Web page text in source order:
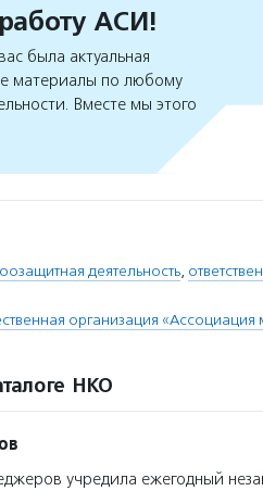
АСИ!
была актуальная
материалы по любому
Вместе мы этого
деятельность,
организация
НКО
учредила ежегодный